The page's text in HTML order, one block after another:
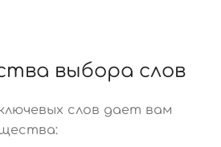
выбора слов
слов дает вам